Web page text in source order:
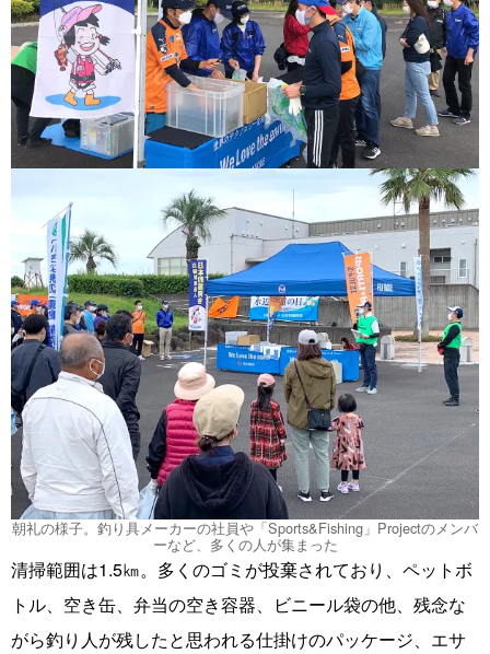
朝礼の様子。釣り具メーカーの社員や「Sports&Fishing」Projectのメンバ
ーなど、多くの人が集まった
清掃範囲は1.5㎞。多くのゴミが投棄されており、ペットボ
トル、空き缶、弁当の空き容器、ビニール袋の他、残念な
がら釣り人が残したと思われる仕掛けのパッケージ、エサ